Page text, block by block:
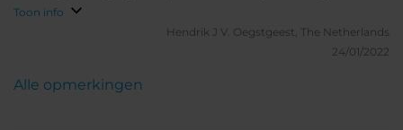
Toon info
Hendrik J V. Oegstgeest, The Netherlands
24/01/2022
Alle opmerkingen